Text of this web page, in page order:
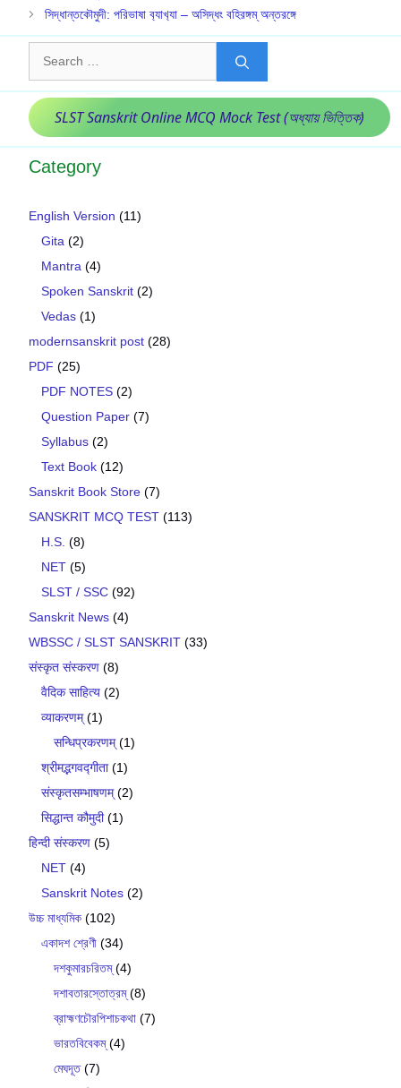
সিদ্ধান্তক‍ৌমুদী: পরিভাষা ব‍্যাখ‍্যা – অসিদ্ধং বহিরঙ্গম্ অন্তরঙ্গে
for:
SLST Sanskrit Online MCQ Mock Test (অধ্যায় ভিত্তিক)
Category
English Version (11)
Gita (2)
Mantra (4)
Spoken Sanskrit (2)
Vedas (1)
modernsanskrit post (28)
PDF (25)
PDF NOTES (2)
Question Paper (7)
Syllabus (2)
Text Book (12)
Sanskrit Book Store (7)
SANSKRIT MCQ TEST (113)
H.S. (8)
NET (5)
SLST / SSC (92)
Sanskrit News (4)
WBSSC / SLST SANSKRIT (33)
संस्कृत संस्करण (8)
वैदिक साहित्य (2)
व्याकरणम्(1)
सन्धिप्रकरणम्(1)
श्रीमद्भगवद्गीता(1)
संस्कृतसम्भाषणम्(2)
सिद्धान्त कौमुदी(1)
हिन्दी संस्करण (5)
NET (4)
Sanskrit Notes (2)
উচ্চ মাধ্যমিক (102)
একাদশ শ্রেণী (34)
দশকুমারচরিতম্(4)
দশাবতারস্তোত্রম্(8)
ব্রাহ্মণচৌরপিশাচকথা (7)
ভারতবিবেকম্(4)
মেঘদূত(7)